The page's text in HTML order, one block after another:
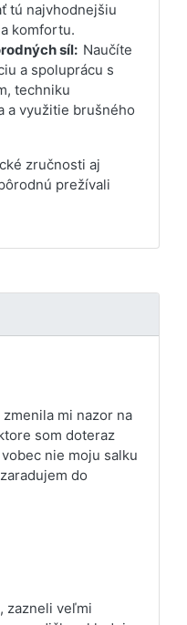
tú najvhodnejšiu
komfortu.
síl: Naučíte
a spoluprácu s
techniku
a využitie brušného
zručnosti aj
prežívali
mi nazor na
som doteraz
nie moju salku
do
zazneli veľmi